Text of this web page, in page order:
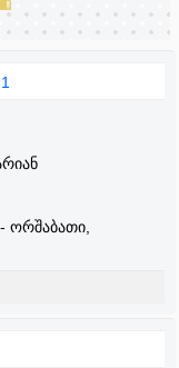
1
- ორშაბათი,